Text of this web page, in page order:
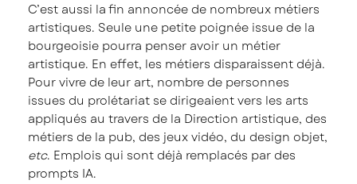
C’est aussi la fin annoncée de nombreux métiers
artistiques. Seule une petite poignée issue de la
bourgeoisie pourra penser avoir un métier
artistique. En effet, les métiers disparaissent déjà.
Pour vivre de leur art, nombre de personnes
issues du prolétariat se dirigeaient vers les arts
appliqués au travers de la Direction artistique, des
métiers de la pub, des jeux vidéo, du design objet,
etc. Emplois qui sont déjà remplacés par des
prompts IA.